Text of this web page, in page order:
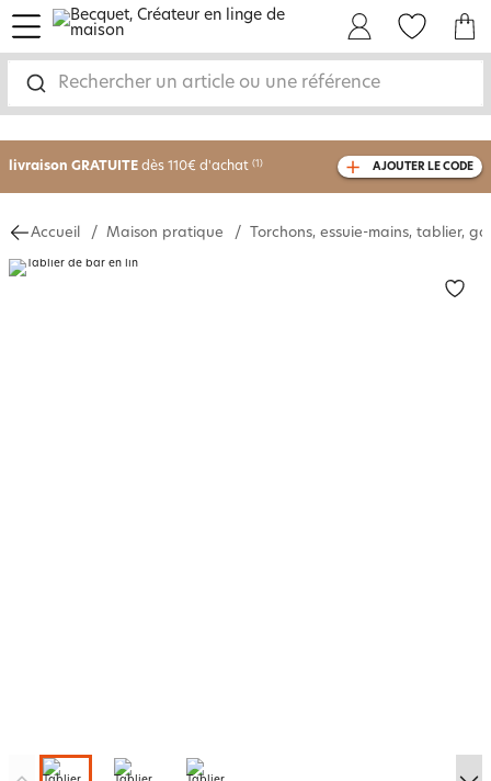
Rechercher un article ou une référence
menu
-30% sur votre commandedès 2 articles
livraison GRATUITE dès 110€ d'achat (1) AJOUTER LE CODE
Accueil Maison pratique Torchons, essuie-mains, tablier,